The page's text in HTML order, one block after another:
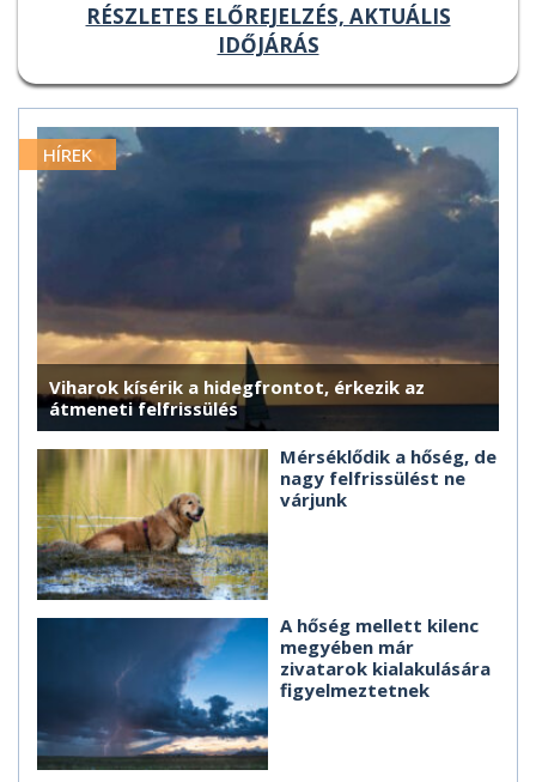
RÉSZLETES ELŐREJELZÉS, AKTUÁLIS
IDŐJÁRÁS
HÍREK
Viharok kísérik a hidegfrontot, érkezik az
átmeneti felfrissülés
Mérséklődik a hőség, de
nagy felfrissülést ne
várjunk
A hőség mellett kilenc
megyében már
zivatarok kialakulására
figyelmeztetnek